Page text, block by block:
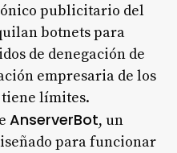
publicitario del
botnets para
de denegación de
empresaria de los
tiene límites.
AnserverBot, un
para funcionar